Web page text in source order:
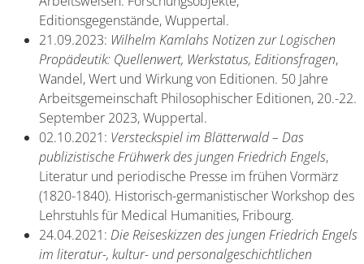
Editionsgegenstände, Wuppertal.
21.09.2023: Wilhelm Kamlahs Notizen zur Logischen
Propädeutik: Quellenwert, Werkstatus, Editionsfragen,
Wandel, Wert und Wirkung von Editionen. 50 Jahre
Arbeitsgemeinschaft Philosophischer Editionen, 20.-22.
September 2023, Wuppertal.
02.10.2021: Versteckspiel im Blätterwald – Das
publizistische Frühwerk des jungen Friedrich Engels,
Literatur und periodische Presse im frühen Vormärz
(1820-1840). Historisch-germanistischer Workshop des
Lehrstuhls für Medical Humanities, Fribourg.
24.04.2021: Die Reiseskizzen des jungen Friedrich Engels
im literatur-, kultur- und personalgeschichtlichen